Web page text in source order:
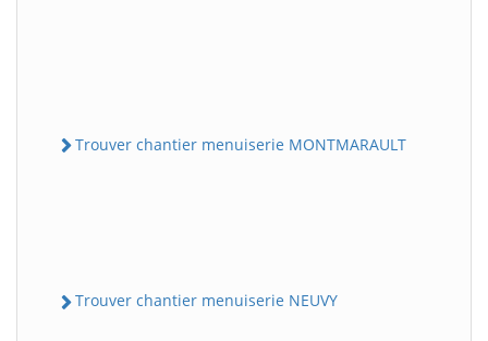
Trouver chantier menuiserie MONTMARAULT
Trouver chantier menuiserie NEUVY